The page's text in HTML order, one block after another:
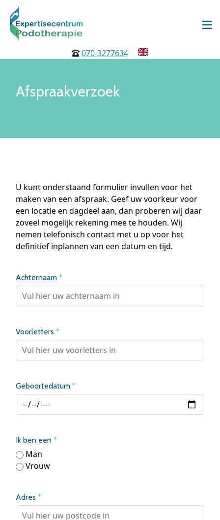
070-3277634
Afspraakverzoek
U kunt onderstaand formulier invullen voor het
maken van een afspraak. Geef uw voorkeur voor
een locatie en dagdeel aan, dan proberen wij daar
zoveel mogelijk rekening mee te houden. Wij
nemen telefonisch contact met u op voor het
definitief inplannen van een datum en tijd.
Achternaam *
Voorletters *
Geboortedatum *
Ik ben een *
Man
Vrouw
Adres *